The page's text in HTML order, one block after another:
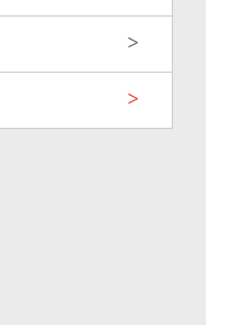
>
>